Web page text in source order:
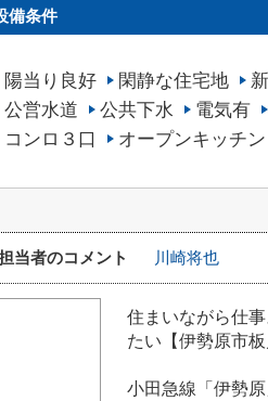
備条件
陽当り良好 閑静な住宅地
公営水道
公共下水 電気有
コンロ３口
オープンキッチン
当者のコメント 川崎将也
住まいながら仕
たい【伊勢原市
小田急線「伊勢